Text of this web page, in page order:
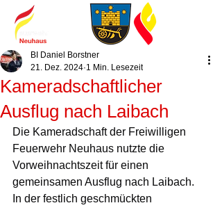
Kameradschaftlicher
Ausflug nach Laibach
BI Daniel Borstner
21. Dez. 2024 1 Min. Lesezeit
Die Kameradschaft der Freiwilligen
Feuerwehr Neuhaus nutzte die
Vorweihnachtszeit für einen
gemeinsamen Ausflug nach Laibach.
In der festlich geschmückten